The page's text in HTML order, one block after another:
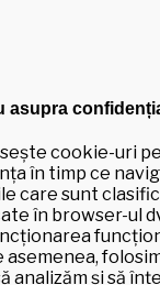
asupra
cookie-uri
în timp ce
care sunt
în browser-ul
asemenea,
analizăm și să